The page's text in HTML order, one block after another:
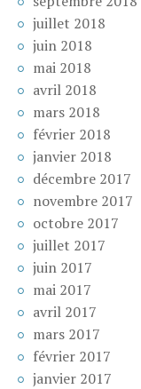
juillet 2018
juin 2018
mai 2018
avril 2018
mars 2018
février 2018
janvier 2018
décembre 2017
novembre 2017
octobre 2017
juillet 2017
juin 2017
mai 2017
avril 2017
mars 2017
février 2017
janvier 2017